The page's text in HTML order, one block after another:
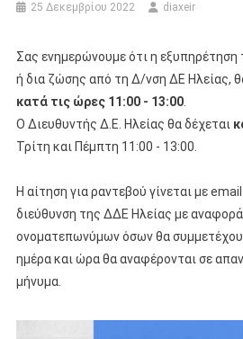
25 Δεκεμβρίου 2022 diaxeir
Σας ενημερώνουμε ότι η
ή δια ζώσης από τη Δ/νση ΔΕ Ηλείας,
κατά τις ώρες 11:00 - 13:00.
Ο Διευθυντής Δ.Ε. Ηλείας θα δέχεται
Τρίτη και Πέμπτη 11:00 - 13:00.
Η αίτηση για ραντεβού γίνεται με
διεύθυνση της ΔΔΕ Ηλείας με
ονοματεπωνύμων όσων θα
ημέρα και ώρα θα αναφέρονται σε
μήνυμα.